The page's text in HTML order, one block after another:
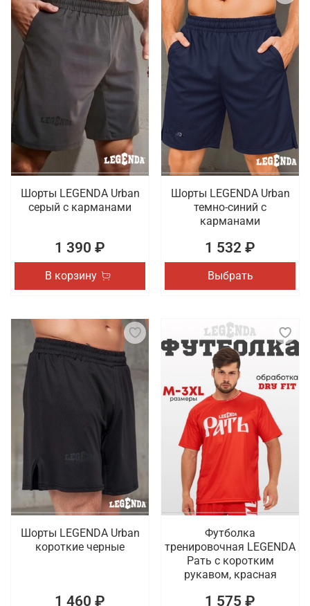
Шорты LEGENDA Urban
серый c карманами
1 390 ₽
В корзину
Шорты LEGENDA Urban
темно-синий с
карманами
1 532 ₽
Выбрать
Шорты LEGENDA Urban
короткие черные
1 460 ₽
Футболка
тренировочная LEGENDA
Рать с коротким
рукавом, красная
1 575 ₽